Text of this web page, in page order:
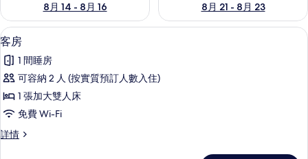
8月 14 - 8月 16
8月 21 - 8月 23
載
入
所
有
客
的
客房 | 書桌、遮光窗簾/窗簾、隔音、
3
客房
1 間睡房
可容納 2 人 (按實質預訂人數入住)
1 張加大雙人床
免費 Wi-Fi
詳情
客